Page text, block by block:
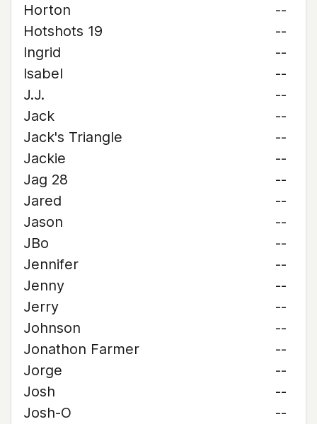
Horton
--
Hotshots 19
--
Ingrid
--
Isabel
--
J.J.
--
Jack
--
Jack's Triangle
--
Jackie
--
Jag 28
--
Jared
--
Jason
--
JBo
--
Jennifer
--
Jenny
--
Jerry
--
Johnson
--
Jonathon Farmer
--
Jorge
--
Josh
--
Josh-O
--